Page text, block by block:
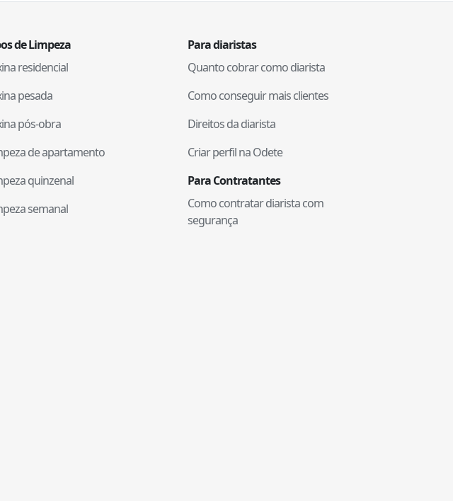
de Limpeza
residencial
pesada
pós-obra
de apartamento
quinzenal
semanal
Para diaristas
Quanto cobrar como diarista
Como conseguir mais clientes
Direitos da diarista
Criar perfil na Odete
Para Contratantes
Como contratar diarista com
segurança